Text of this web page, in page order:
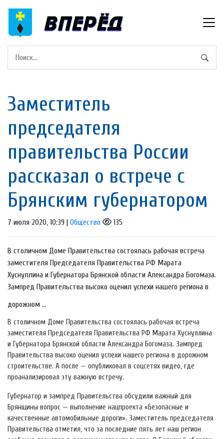
Заместитель
председателя
правительства России
рассказал о встрече с
Брянским губернатором
7 июля 2020, 10:39 | Общество 135
В столичном Доме Правительства состоялась рабочая встреча
заместителя Председателя Правительства РФ Марата
Хуснуллина и Губернатора Брянской области Александра Богомаза.
Зампред Правительства высоко оценил успехи нашего региона в
дорожном ...
В столичном Доме Правительства состоялась рабочая встреча
заместителя Председателя Правительства РФ Марата Хуснуллина
и Губернатора Брянской области Александра Богомаза. Зампред
Правительства высоко оценил успехи нашего региона в дорожном
строительстве. А после — опубликовал в соцсетях видео, где
проанализировал эту важную встречу.
Губернатор и зампред Правительства обсудили важный для
Брянщины вопрос — выполнение нацпроекта «Безопасные и
качественные автомобильные дороги». Заместитель председателя
Правительства отметил, что за последние пять лет наш регион